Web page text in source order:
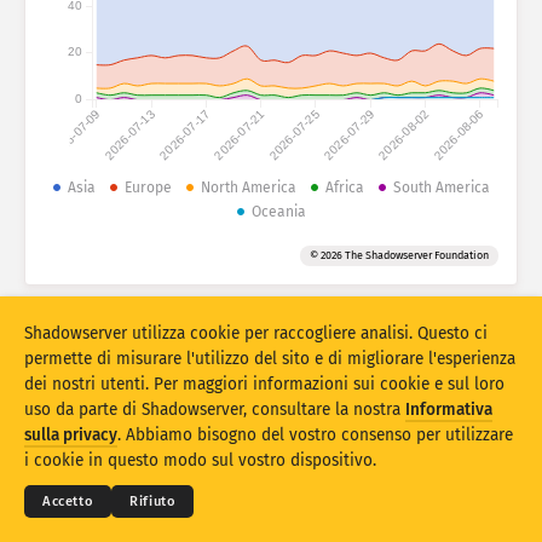
Statistiche di attacco: dispositivi
Set di dati
Limite
Sovrapposizione
Aggiorna Reset
Scarica come PNG
2026-07-092026-07-132026-07-17 2026-07-212026-07-252026-07-292026-08-022026-08-06
0
20
40
Asia Europe North America Africa
South America
Oceania
© 2026 The Shadowserver Foundation
© 2026THE SHADOWSERVER FOUNDATION
Privacy e condizioni
Contattaci Ringraziamenti
Shadowserver utilizza cookie per raccogliere analisi. Questo ci
permette di misurare l'utilizzo del sito e di migliorare l'esperienza
dei nostri utenti. Per maggiori informazioni sui cookie e sul loro
uso da parte di Shadowserver, consultare la nostra Informativa
sulla privacy. Abbiamo bisogno del vostro consenso per utilizzare
i cookie in questo modo sul vostro dispositivo.
Accetto Rifiuto